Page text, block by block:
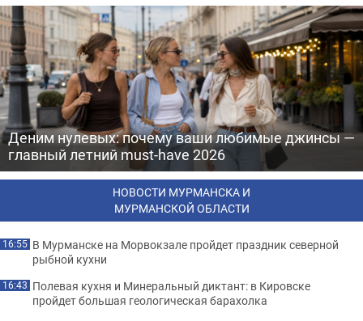
Деним нулевых: почему ваши любимые джинсы —
главный летний must-have 2026
НОВОСТИ МУРМАНСКА И
МУРМАНСКОЙ ОБЛАСТИ
16:55 В Мурманске на Морвокзале пройдет праздник северной
рыбной кухни
16:43 Полевая кухня и Минеральный диктант: в Кировске
пройдет большая геологическая барахолка